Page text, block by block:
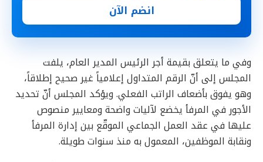
انضم الآن
وفي ما يتعلق بقيمة أجر الرئيس المدير العام، يلفت
المجلس إلى أنّ الرقم المتداول إعلامياً غير صحيح إطلاقاً،
وهو يفوق بأضعاف الراتب الفعلي. ويؤكد المجلس أنّ تحديد
الأجور في المرفأ يخضع لآليات واضحة ومعايير منصوص
عليها في عقد العمل الجماعي الموقّع بين إدارة المرفأ
ونقابة الموظفين، المعمول به منذ سنوات طويلة.